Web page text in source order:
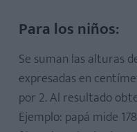
Para los niños:
Se suman las alturas
expresadas en
por 2. Al resultado
Ejemplo: papá mide